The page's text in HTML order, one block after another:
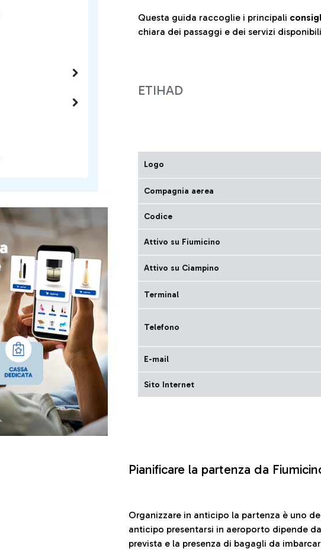
Questa guida raccoglie i principali
chiara dei passaggi e dei servizi
ETIHAD
Logo
Compagnia aerea
Codice
Attivo su Fiumicino
Attivo su Ciampino
Terminal
Telefono
E-mail
Sito Internet
Pianificare la partenza da
Organizzare in anticipo la partenza è uno
anticipo presentarsi in aeroporto dipende
prevista e la presenza di bagagli da